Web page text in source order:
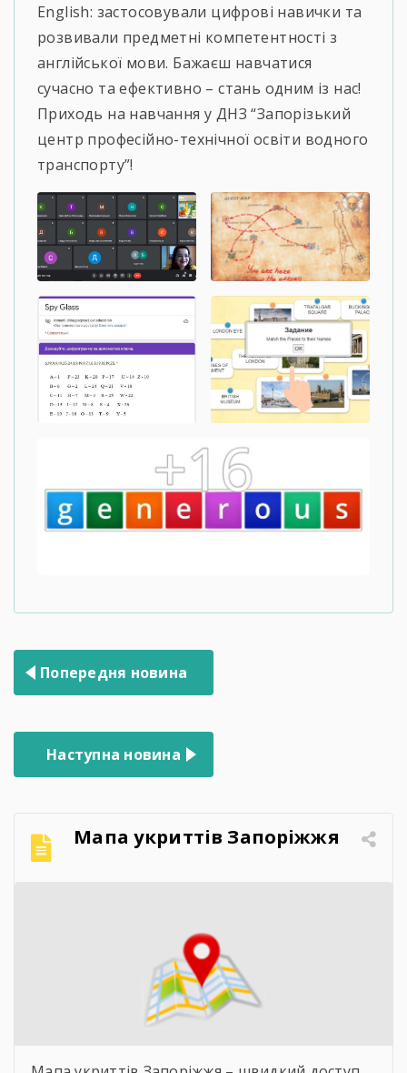
English: застосовували цифрові навички та
розвивали предметні компетентності з
англійської мови. Бажаєш навчатися
сучасно та ефективно – стань одним із нас!
Приходь на навчання у ДНЗ “Запорізький
центр професійно-технічної освіти водного
транспорту”!
Навігація
записів
Попередня новина
Наступна новина
Мапа укриттів Запоріжжя